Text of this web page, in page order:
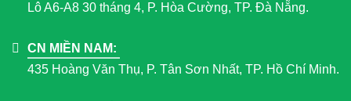
Lô A6-A8 30 tháng 4, P. Hòa Cường, TP. Đà Nẵng.
CN MIỀN NAM:
435 Hoàng Văn Thụ, P. Tân Sơn Nhất, TP. Hồ Chí Minh.